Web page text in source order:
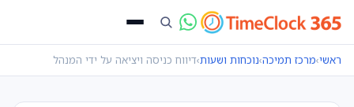
ראשי›מרכז תמיכה›נוכחות ושעות›דיווח כניסה ויציאה על ידי המנהל